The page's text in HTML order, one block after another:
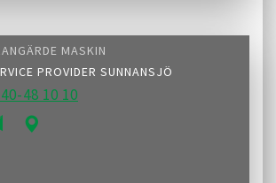
MASKIN
PROVIDER SUNNANSJÖ
48 10 10